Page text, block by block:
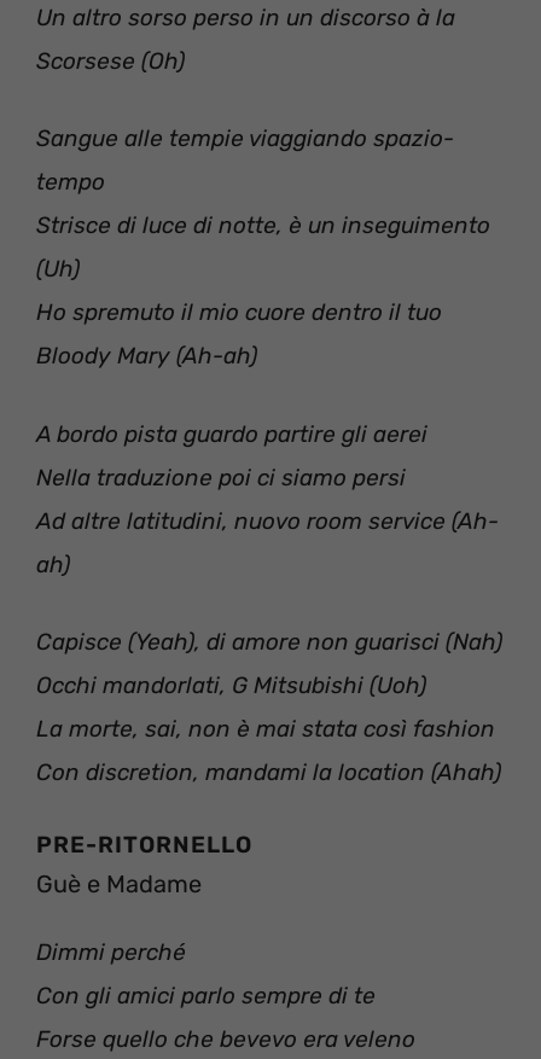
Un altro sorso perso in un discorso à la
Scorsese (Oh)
Sangue alle tempie viaggiando spazio-
tempo
Strisce di luce di notte, è un inseguimento
(Uh)
Ho spremuto il mio cuore dentro il tuo
Bloody Mary (Ah-ah)
A bordo pista guardo partire gli aerei
Nella traduzione poi ci siamo persi
Ad altre latitudini, nuovo room service (Ah-
ah)
Capisce (Yeah), di amore non guarisci (Nah)
Occhi mandorlati, G Mitsubishi (Uoh)
La morte, sai, non è mai stata così fashion
Con discretion, mandami la location (Ahah)
PRE-RITORNELLO
Guè e Madame
Dimmi perché
Con gli amici parlo sempre di te
Forse quello che bevevo era veleno